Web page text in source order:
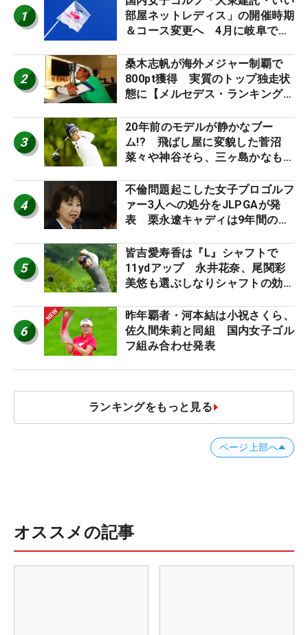
1
部屋ネットレディス」の開催時期
＆コース変更へ 4月に岐阜で開
2
桑木志帆が海外メジャー制覇で
800pt獲得 実質のトップ独走状
態に【メルセデス・ランキング番
3
20年前のモデルが静かなブー
ム!? 飛ばし屋に変貌した菅沼
菜々や神谷そら、三ヶ島かなも使
ロたちの“飛ばしギア”】
4
不倫問題起こした女子プロゴルフ
ァー3人への処分をJLPGAが発
表 栗永遼キャディは9年間の立
5
皆吉愛寿香は『L』シャフトで
11ydアップ 永井花奈、尾関彩
美悠も選ぶしなりシャフトの効果
ア”】
6
昨年覇者・河本結は小祝さくら、
佐久間朱莉と同組 国内女子ゴル
フ組み合わせ発表
ランキングをもっと見る
ページ上部へ
オススメの記事